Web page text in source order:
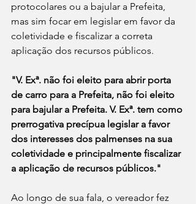
protocolares ou a bajular a Prefeita,
mas sim focar em legislar em favor da
coletividade e fiscalizar a correta
aplicação dos recursos públicos.
"V. Exª. não foi eleito para abrir porta
de carro para a Prefeita, não foi eleito
para bajular a Prefeita. V. Exª. tem como
prerrogativa precípua legislar a favor
dos interesses dos palmenses na sua
coletividade e principalmente fiscalizar
a aplicação de recursos públicos."
Ao longo de sua fala, o vereador fez